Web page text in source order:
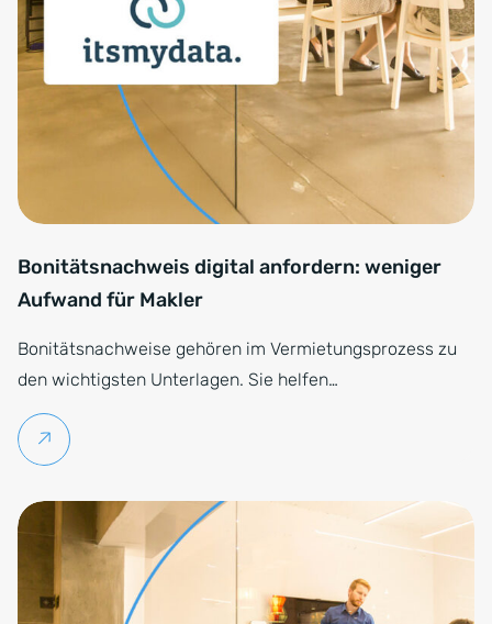
Bonitätsnachweis digital anfordern: weniger
Aufwand für Makler
Bonitätsnachweise gehören im Vermietungsprozess zu
den wichtigsten Unterlagen. Sie helfen…
Weiterlesen